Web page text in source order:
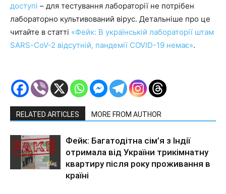
доступі – для тестування лабораторії не потрібен
лабораторно культивований вірус. Детальніше про це
читайте в статті «Фейк: В українській лабораторії штам
SARS-CoV-2 відсутній, пандемії COVID-19 немає».
RELATED ARTICLES MORE FROM AUTHOR
Фейк: Багатодітна сім’я з Індії
отримала від України трикімнатну
квартиру після року проживання в
країні